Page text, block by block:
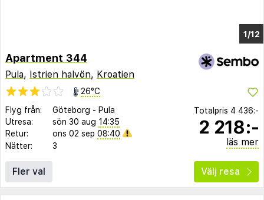
1/8
Apartment 344
Pula, Istrien halvön, Kroatien
26°C
Flyg från:
Göteborg - Pula
Utresa:
sön 30 aug 14:35
Retur:
ons 02 sep 08:40
Nätter:
3
Totalpris 4 436:-
2 218:-
läs mer
Fler val Välj resa